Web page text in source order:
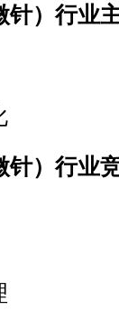
针）行业
针）行业